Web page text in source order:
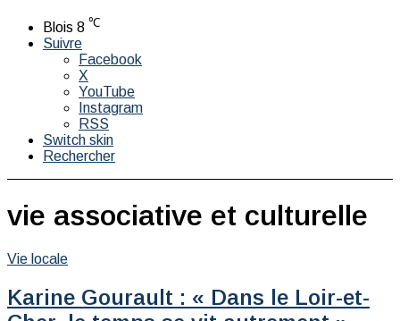
Blois 8 ℃
Suivre
Facebook
X
YouTube
Instagram
RSS
Switch skin
Rechercher
vie associative et culturelle
Vie locale
Karine Gourault : « Dans le Loir-et-